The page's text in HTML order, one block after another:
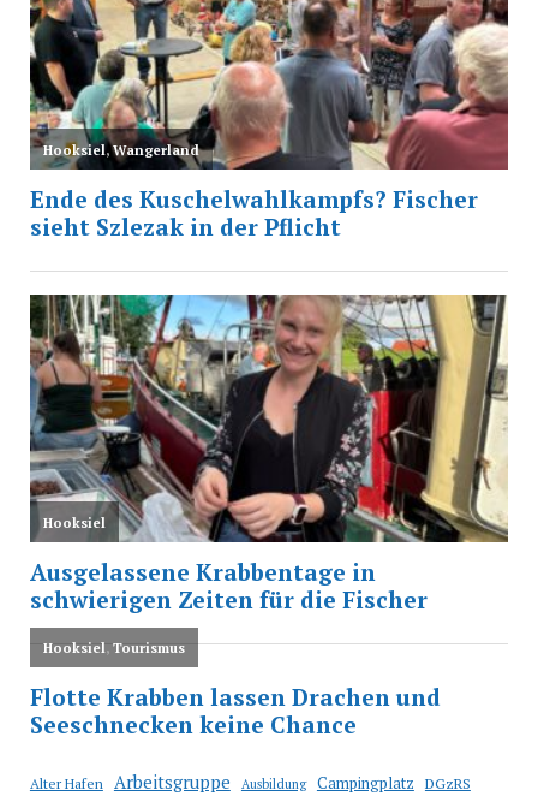
Alter Hafen Arbeitsgruppe Ausbildung Campingplatz DGzRS